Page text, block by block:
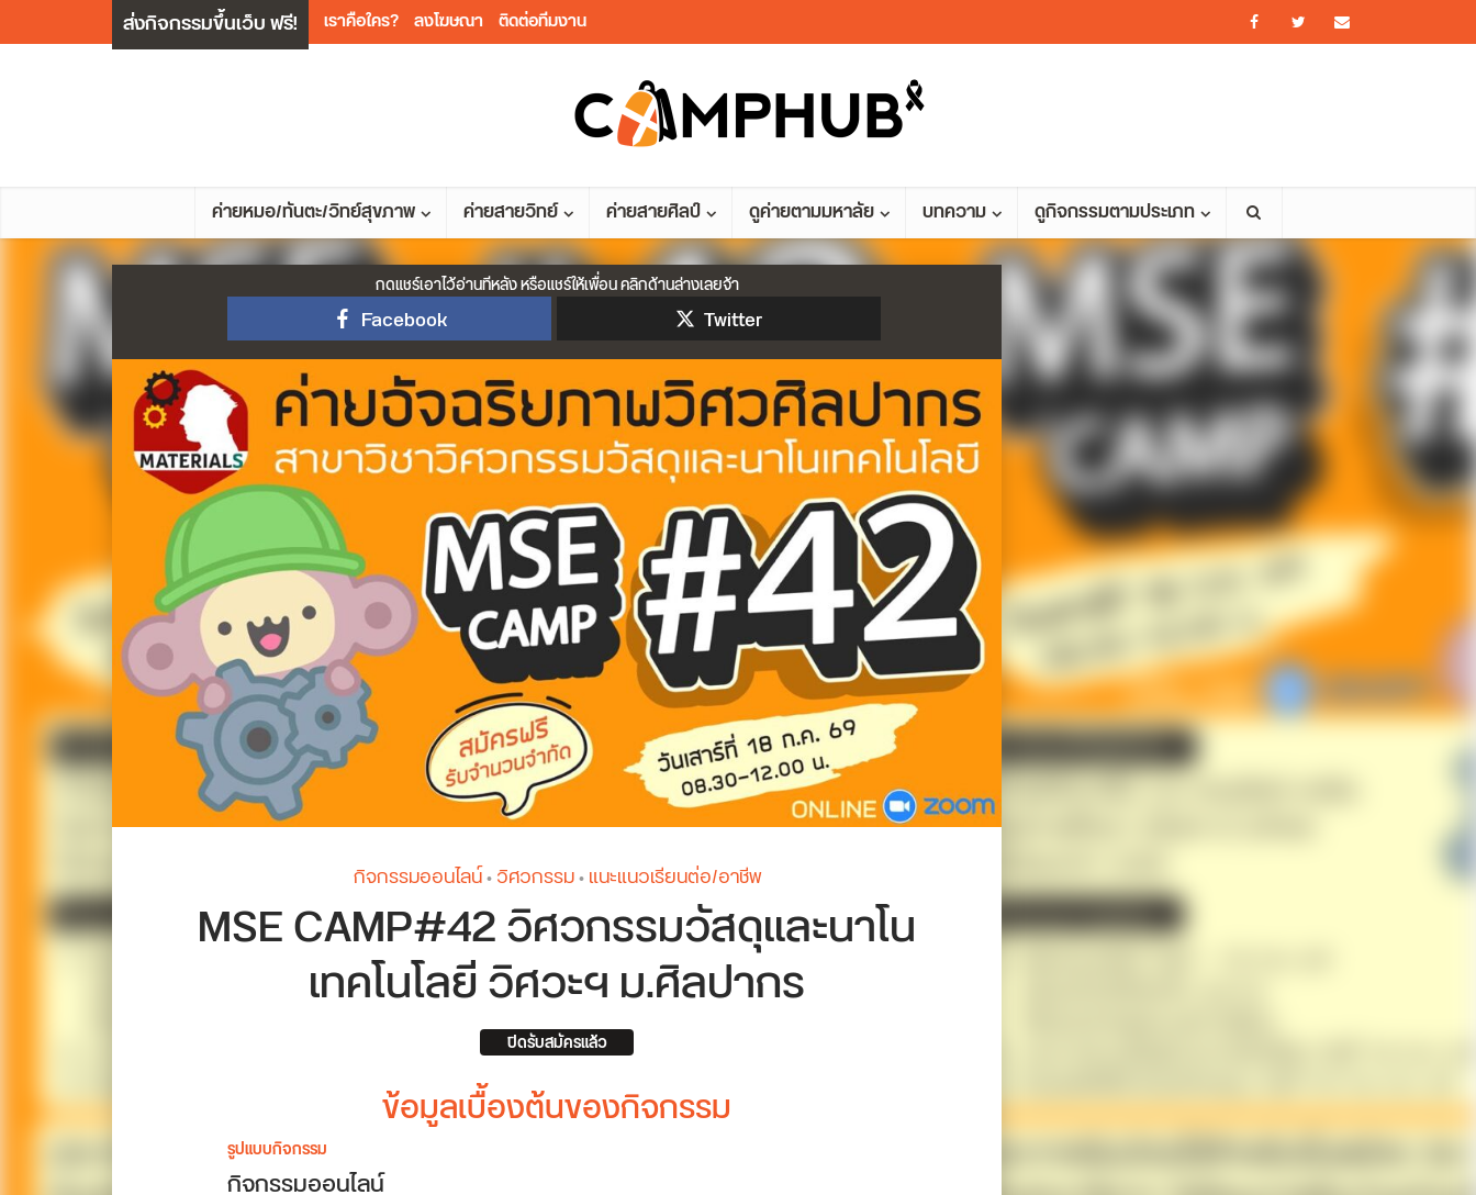
ส่งกิจกรรมขึ้นเว็บ ฟรี! เราคือใคร? ลงโฆษณา ติดต่อทีมงาน
ค่ายหมอ/ทันตะ/วิทย์สุขภาพ ค่ายสายวิทย์ ค่ายสายศิลป์ ดูค่ายตามมหาลัย บทความ ดูกิจกรรมตามประเภท
กดแชร์เอาไว้อ่านทีหลัง หรือแชร์ให้เพื่อน คลิกด้านล่างเลยจ้า
Facebook Twitter
กิจกรรมออนไลน์• วิศวกรรม• แนะแนวเรียนต่อ/อาชีพ
MSE CAMP#42 วิศวกรรมวัสดุและนาโน
เทคโนโลยี วิศวะฯ ม.ศิลปากร
ปิดรับสมัครแล้ว
ข้อมูลเบื้องต้นของกิจกรรม
รูปแบบกิจกรรม
กิจกรรมออนไลน์